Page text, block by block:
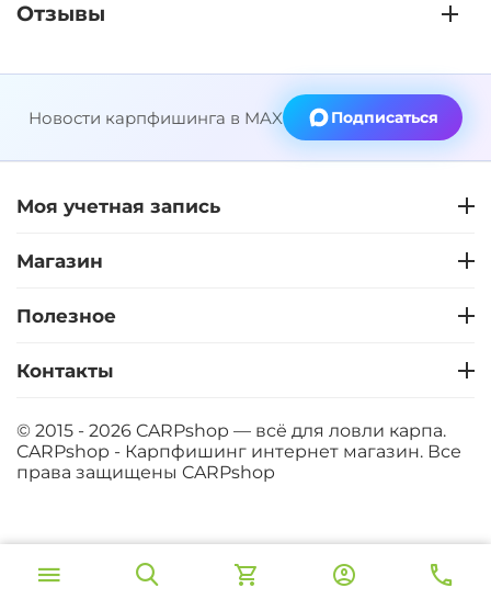
Отзывы
Новости карпфишинга в MAX Подписаться
Моя учетная запись
Магазин
Полезное
Контакты
© 2015 - 2026 CARPshop — всё для ловли карпа.
CARPshop - Карпфишинг интернет магазин. Все
права защищены CARPshop